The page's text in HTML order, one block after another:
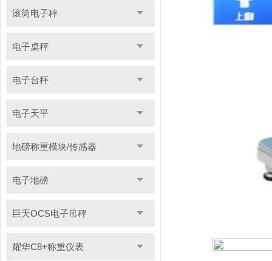
滚筒电子秤
电子桌秤
电子台秤
电子天平
地磅称重模块/传感器
电子地磅
巨天OCS电子吊秤
耀华C8+称重仪表